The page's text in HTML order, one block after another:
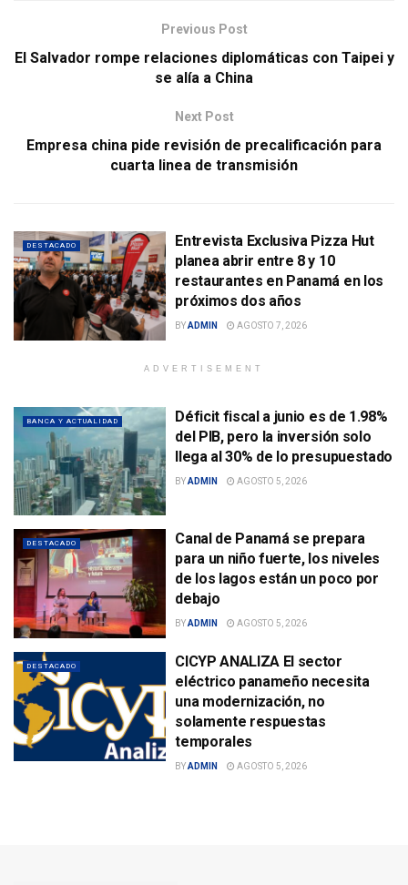
Previous Post
El Salvador rompe relaciones diplomáticas con Taipei y
se alía a China
Next Post
Empresa china pide revisión de precalificación para
cuarta linea de transmisión
DESTACADO
Entrevista Exclusiva Pizza Hut
planea abrir entre 8 y 10
restaurantes en Panamá en los
próximos dos años
BYADMIN AGOSTO 7, 2026
ADVERTISEMENT
BANCA Y ACTUALIDAD
Déficit fiscal a junio es de 1.98%
del PIB, pero la inversión solo
llega al 30% de lo presupuestado
BYADMIN AGOSTO 5, 2026
DESTACADO
Canal de Panamá se prepara
para un niño fuerte, los niveles
de los lagos están un poco por
debajo
BYADMIN AGOSTO 5, 2026
DESTACADO
CICYP ANALIZA El sector
eléctrico panameño necesita
una modernización, no
solamente respuestas
temporales
BYADMIN AGOSTO 5, 2026